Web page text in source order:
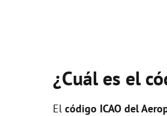
¿Cuál es el
El código ICAO del